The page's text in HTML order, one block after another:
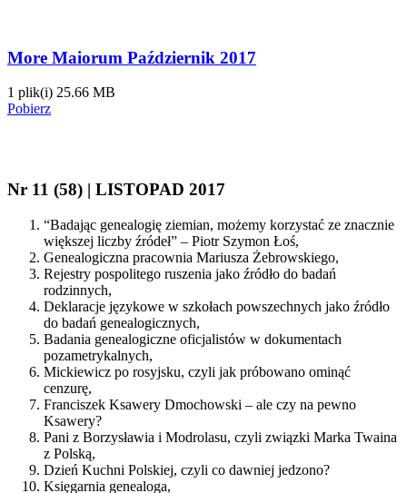
More Maiorum Październik 2017
1 plik(i) 25.66 MB
Pobierz
Nr 11 (58) | LISTOPAD 2017
“Badając genealogię ziemian, możemy korzystać ze znacznie
większej liczby źródeł” – Piotr Szymon Łoś,
Genealogiczna pracownia Mariusza Żebrowskiego,
Rejestry pospolitego ruszenia jako źródło do badań
rodzinnych,
Deklaracje językowe w szkołach powszechnych jako źródło
do badań genealogicznych,
Badania genealogiczne oficjalistów w dokumentach
pozametrykalnych,
Mickiewicz po rosyjsku, czyli jak próbowano ominąć
cenzurę,
Franciszek Ksawery Dmochowski – ale czy na pewno
Ksawery?
Pani z Borzysławia i Modrolasu, czyli związki Marka Twaina
z Polską,
Dzień Kuchni Polskiej, czyli co dawniej jedzono?
Księgarnia genealoga,